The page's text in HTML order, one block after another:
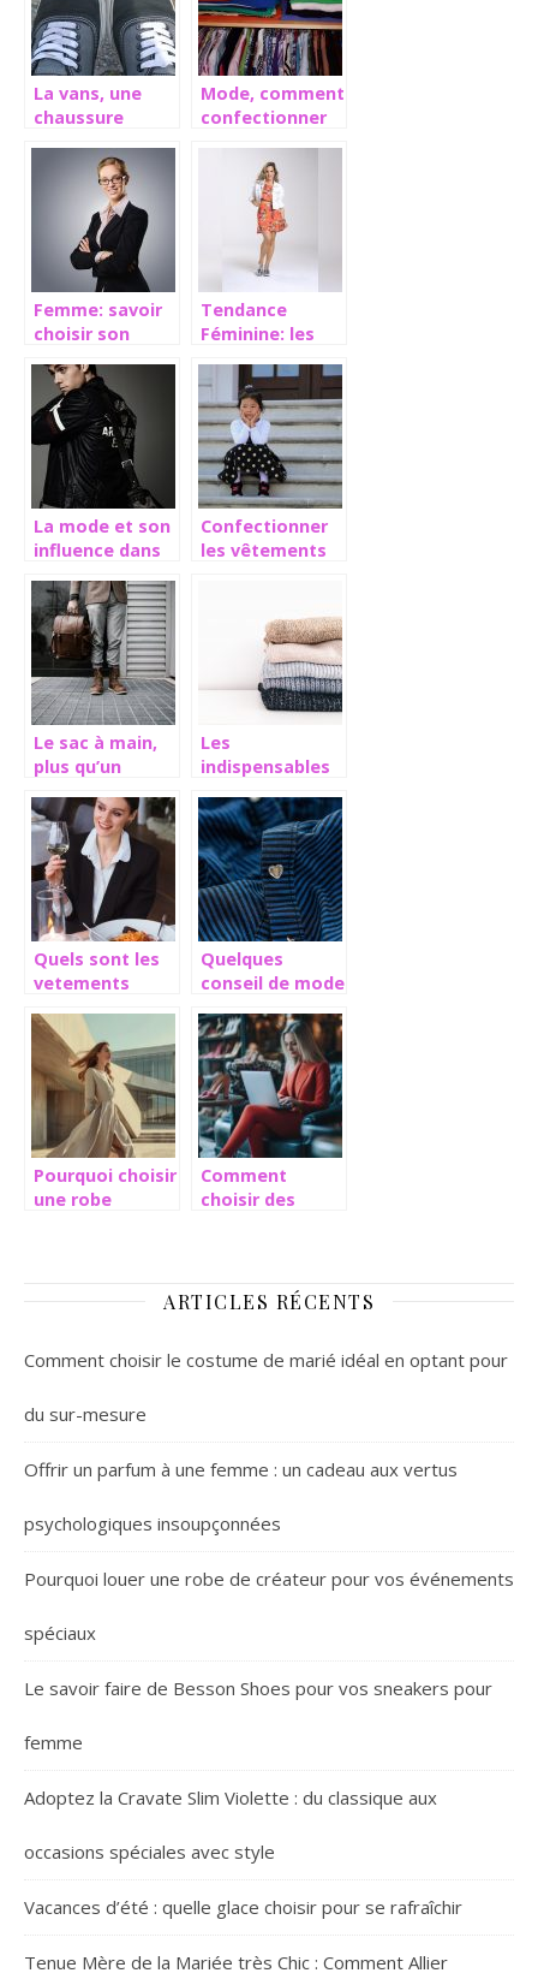
La vans, une
chaussure
sollicité après
de nombreuses
années
Mode, comment
confectionner
Femme: savoir
choisir son
Tendance
Féminine: les
La mode et son
influence dans
société
Confectionner
les vêtements
Le sac à main,
plus qu’un
typiquement
féminin
Les
indispensables
robe
Quels sont les
vetements
les femmes ?
Quelques
conseil de mode
printemps-ete
2022
Pourquoi choisir
une robe
Comment
choisir des
abordables en
ARTICLES RÉCENTS
Comment choisir le costume de marié idéal en optant pour
du sur-mesure
Offrir un parfum à une femme : un cadeau aux vertus
psychologiques insoupçonnées
Pourquoi louer une robe de créateur pour vos événements
spéciaux
Le savoir faire de Besson Shoes pour vos sneakers pour
femme
Adoptez la Cravate Slim Violette : du classique aux
occasions spéciales avec style
Vacances d’été : quelle glace choisir pour se rafraîchir
Tenue Mère de la Mariée très Chic : Comment Allier